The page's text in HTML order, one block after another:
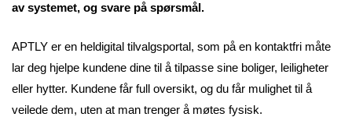
av systemet, og svare på spørsmål.
APTLY er en heldigital tilvalgsportal, som på en kontaktfri måte
lar deg hjelpe kundene dine til å tilpasse sine boliger, leiligheter
eller hytter. Kundene får full oversikt, og du får mulighet til å
veilede dem, uten at man trenger å møtes fysisk.